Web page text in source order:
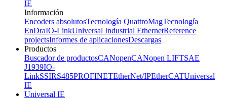
IE
Información
Encoders absolutosTecnología QuattroMagTecnología
EnDraIO-LinkUniversal Industrial EthernetReference
projectsInformes de aplicacionesDescargas
Productos
Buscador de productosCANopenCANopen LIFTSAE
J1939IO-
LinkSSIRS485PROFINETEtherNet/IPEtherCATUniversal
IE
Universal IE